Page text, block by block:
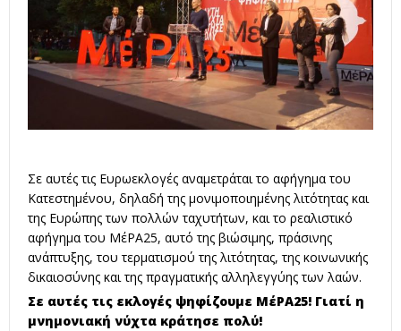
Σε αυτές τις Ευρωεκλογές αναμετράται το αφήγημα του
Κατεστημένου, δηλαδή της μονιμοποιημένης λιτότητας και
της Ευρώπης των πολλών ταχυτήτων, και το ρεαλιστικό
αφήγημα του ΜέΡΑ25, αυτό της βιώσιμης, πράσινης
ανάπτυξης, του τερματισμού της λιτότητας, της κοινωνικής
δικαιοσύνης και της πραγματικής αλληλεγγύης των λαών.
Σε αυτές τις εκλογές ψηφίζουμε ΜέΡΑ25! Γιατί η
μνημονιακή νύχτα κράτησε πολύ!